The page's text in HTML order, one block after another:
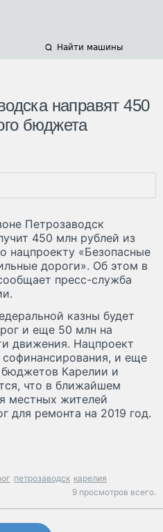
Найти машины
направят 450
бюджета
Петрозаводск
450 млн рублей из
нацпроекту «Безопасные
дороги». Об этом в
пресс-служба
казны будет
и еще 50 млн на
движения. Нацпроект
софинансирования, и еще
бюджетов Карелии и
что в ближайшем
местных жителей
для ремонта на 2019 год.
петрозаводск карелия
9 просмотров всего.